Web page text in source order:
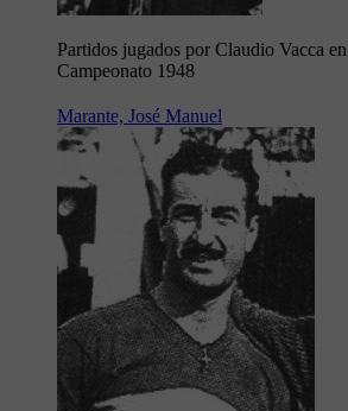
Partidos jugados por Claudio Vacca en
Campeonato 1948
Marante, José Manuel